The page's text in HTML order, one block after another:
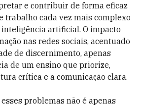
e contribuir de forma eficaz
trabalho cada vez mais complexo
artificial. O impacto
nas redes sociais, acentuado
de discernimento, apenas
de um ensino que priorize,
crítica e a comunicação clara.
problemas não é apenas